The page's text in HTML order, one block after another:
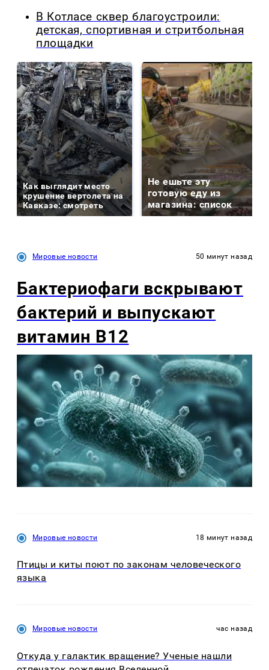
В Котласе сквер благоустроили:
детская, спортивная и стритбольная
площадки
Как выглядит место
крушение вертолета на
Кавказе: смотреть
Не ешьте эту
готовую еду из
магазина: список
Мировые новости 50 минут назад
Бактериофаги вскрывают
бактерий и выпускают
витамин B12
Мировые новости 18 минут назад
Птицы и киты поют по законам человеческого
языка
Мировые новости час назад
Откуда у галактик вращение? Ученые нашли